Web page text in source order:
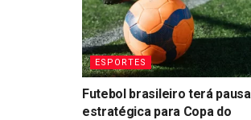
ESPORTES
Futebol brasileiro terá pausa
estratégica para Copa do